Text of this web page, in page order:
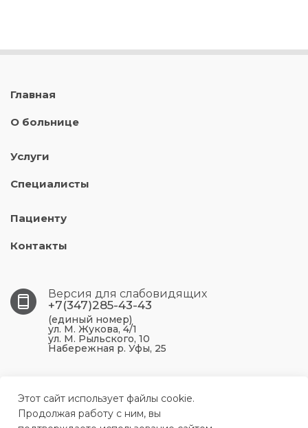
Главная
О больнице
Услуги
Специалисты
Пациенту
Контакты
Версия для слабовидящих
+7(347)285-43-43
(единый номер)
ул. М. Жукова, 4/1
ул. М. Рыльского, 10
Набережная р. Уфы, 25
Жукова, 4/1
Этот сайт использует файлы cookie.
Продолжая работу с ним, вы